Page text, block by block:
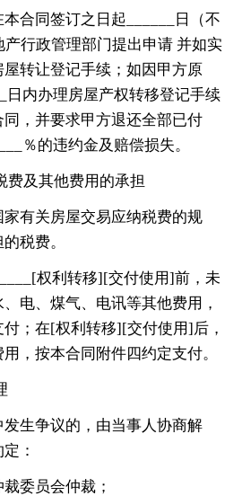
合同签订之日起______日（不
行政管理部门提出申请 并如实
转让登记手续；如因甲方原
日内办理房屋产权转移登记手续
，并要求甲方退还全部已付
％的违约金及赔偿损失。
费及其他费用的承担
有关房屋交易应纳税费的规
税费。
权利转移][交付使用]前，未
电、煤气、电讯等其他费用，
；在[权利转移][交付使用]后，
，按本合同附件四约定支付。
生争议的，由当事人协商解
：
裁委员会仲裁；